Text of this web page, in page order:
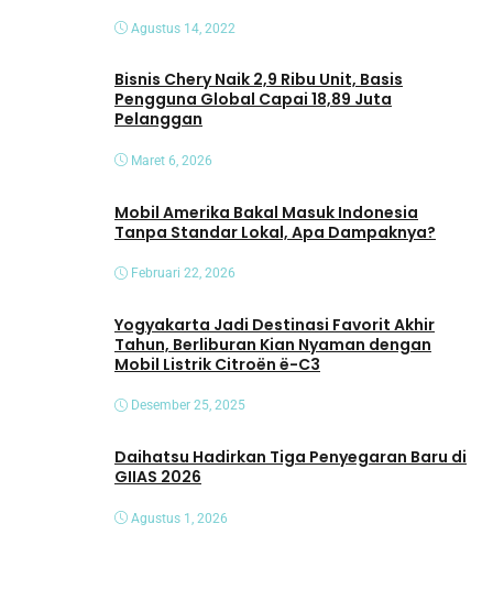
Agustus 14, 2022
Bisnis Chery Naik 2,9 Ribu Unit, Basis
Pengguna Global Capai 18,89 Juta
Pelanggan
Maret 6, 2026
Mobil Amerika Bakal Masuk Indonesia
Tanpa Standar Lokal, Apa Dampaknya?
Februari 22, 2026
Yogyakarta Jadi Destinasi Favorit Akhir
Tahun, Berliburan Kian Nyaman dengan
Mobil Listrik Citroën ë-C3
Desember 25, 2025
Daihatsu Hadirkan Tiga Penyegaran Baru di
GIIAS 2026
Agustus 1, 2026